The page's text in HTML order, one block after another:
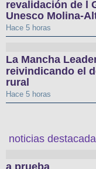
revalidación de l
Unesco Molina-
Hace 5 horas
La Mancha
reivindicando el
rural
Hace 5 horas
noticias